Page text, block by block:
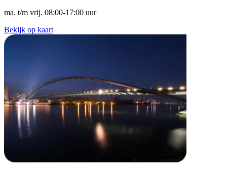
ma. t/m vrij. 08:00-17:00 uur
Bekijk op kaart